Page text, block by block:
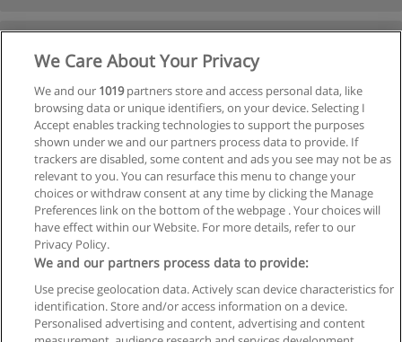
Ver cursos históricos
Privacidad de datos
Contactar con Educaedu
We Care About Your Privacy
We and our 1019partners store and access personal data, like
browsing data or unique identifiers, on your device. Selecting I
Accept enables tracking technologies to support the purposes
shown under we and our partners process data to provide. If
trackers are disabled, some content and ads you see may not be as
relevant to you. You can resurface this menu to change your
choices or withdraw consent at any time by clicking the Manage
Preferences link on the bottom of the webpage . Your choices will
have effect within our Website. For more details, refer to our
Privacy Policy.
We and our partners process data to provide:
Use precise geolocation data. Actively scan device characteristics for
identification. Store and/or access information on a device.
Personalised advertising and content, advertising and content